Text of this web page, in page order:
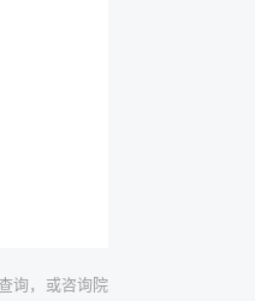
询，或咨询院